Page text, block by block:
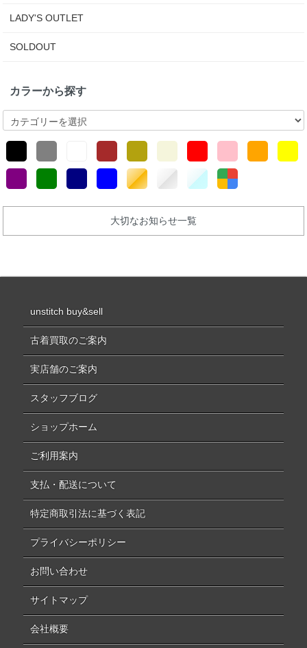
LADY'S OUTLET
SOLDOUT
カラーから探す
大切なお知らせ一覧
unstitch buy&sell
古着買取のご案内
実店舗のご案内
スタッフブログ
ショップホーム
ご利用案内
支払・配送について
特定商取引法に基づく表記
プライバシーポリシー
お問い合わせ
サイトマップ
会社概要